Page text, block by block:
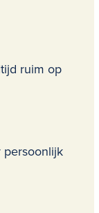
ruim op
persoonlijk